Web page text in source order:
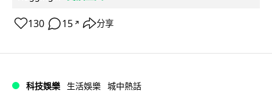
130 15 ↗ 分享
科技娛樂 生活娛樂 城中熱話